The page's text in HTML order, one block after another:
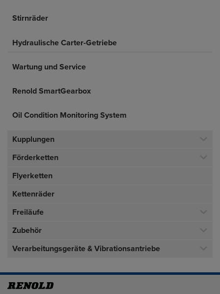
Stirnräder
Hydraulische Carter-Getriebe
Wartung und Service
Renold SmartGearbox
Oil Condition Monitoring System
Kupplungen
Förderketten
Flyerketten
Kettenräder
Freiläufe
Zubehör
Verarbeitungsgeräte & Vibrationsantriebe